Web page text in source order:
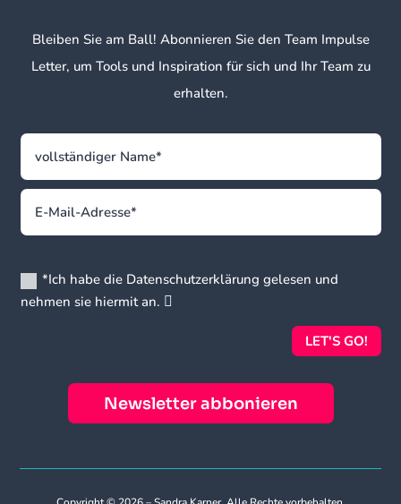
Bleiben Sie am Ball! Abonnieren Sie den Team Impulse
Letter, um Tools und Inspiration für sich und Ihr Team zu
erhalten.
*Ich habe die Datenschutzerklärung gelesen und
nehmen sie hiermit an.
LET'S GO!
Newsletter abbonieren